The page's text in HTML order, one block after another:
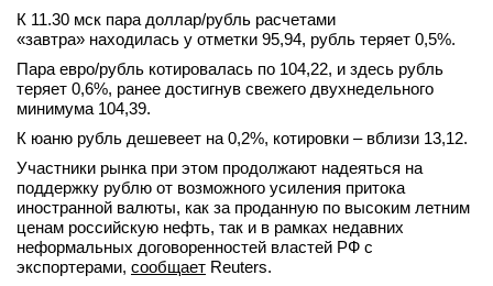
К 11.30 мск пара доллар/рубль расчетами
«завтра» находилась у отметки 95,94, рубль теряет 0,5%.
Пара евро/рубль котировалась по 104,22, и здесь рубль
теряет 0,6%, ранее достигнув свежего двухнедельного
минимума 104,39.
К юаню рубль дешевеет на 0,2%, котировки – вблизи 13,12.
Участники рынка при этом продолжают надеяться на
поддержку рублю от возможного усиления притока
иностранной валюты, как за проданную по высоким летним
ценам российскую нефть, так и в рамках недавних
неформальных договоренностей властей РФ с
экспортерами, сообщает Reuters.